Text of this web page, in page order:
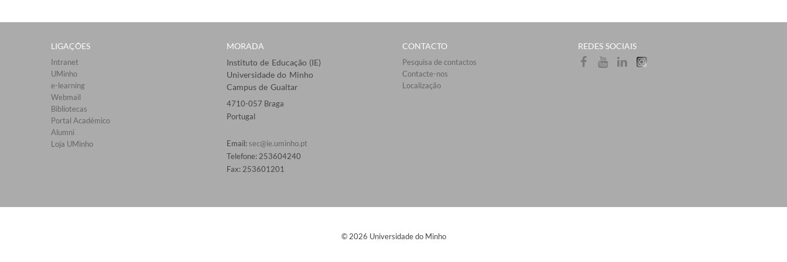
LIGAÇÕES​
Intranet
UMinho
e-learning
Webmail​
Bibliotecas​
Portal Académico
Alumni
Loja UMinho
MORADA
Instituto de Educação (IE)
Universidade do Minho
Campus de Gualtar
4710-057 Braga
Portugal
Email: sec@ie.uminho.pt
Telefone: 253604240
Fax: 253601201​
CONTACTO
Pesquisa de contactos
Contacte-nos
Localização
​REDES SOCIAI​S​​
© 2026 Universidade do Minho​